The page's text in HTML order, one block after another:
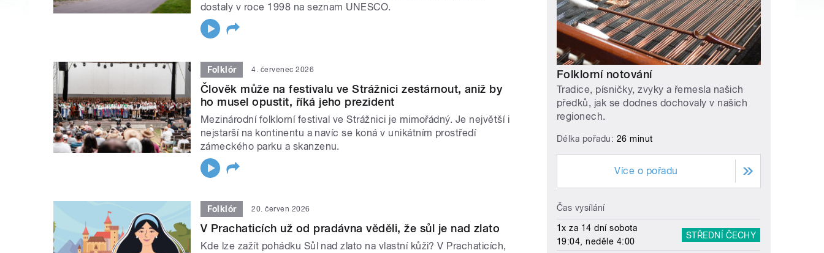
dostaly v roce 1998 na seznam UNESCO.
Folklór 4. červenec 2026
Člověk může na festivalu ve Strážnici zestárnout, aniž by
ho musel opustit, říká jeho prezident
Mezinárodní folklorní festival ve Strážnici je mimořádný. Je největší i
nejstarší na kontinentu a navíc se koná v unikátním prostředí
zámeckého parku a skanzenu.
Folklór 20. červen 2026
V Prachaticích už od pradávna věděli, že sůl je nad zlato
Kde lze zažít pohádku Sůl nad zlato na vlastní kůži? V Prachaticích,
Folklorní notování
Tradice, písničky, zvyky a řemesla našich
předků, jak se dodnes dochovaly v našich
regionech.
Délka pořadu: 26 minut
Více o pořadu
Čas vysílání
1x za 14 dní sobota
19:04, neděle 4:00
STŘEDNÍ ČECHY